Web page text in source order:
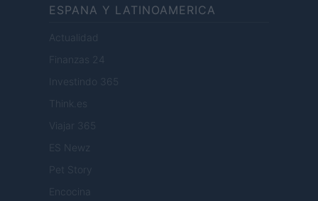
ESPANA Y LATINOAMERICA
Actualidad
Finanzas 24
Investindo 365
Think.es
Viajar 365
ES Newz
Pet Story
Encocina